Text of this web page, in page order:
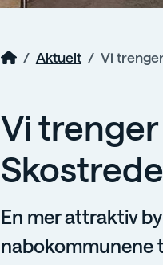
Aktuelt Vi
Vi trenger
En mer attraktiv
nabokommunene